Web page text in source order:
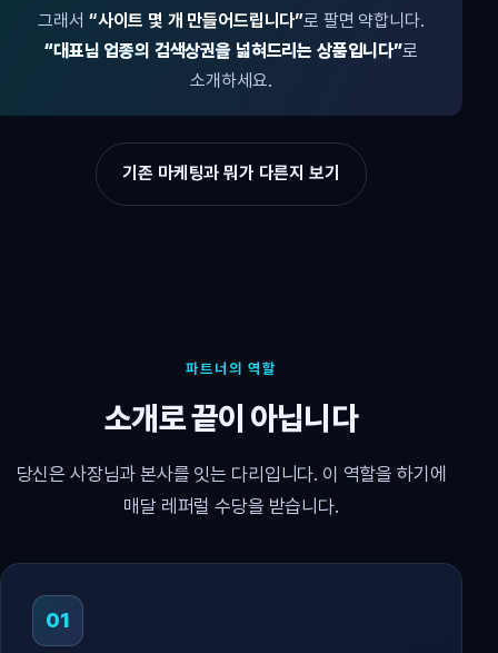
그래서 “사이트 몇 개 만들어드립니다”로 팔면 약합니다.
“대표님 업종의 검색상권을 넓혀드리는 상품입니다”로
소개하세요.
기존 마케팅과 뭐가 다른지 보기
파트너의 역할
소개로 끝이 아닙니다
당신은 사장님과 본사를 잇는 다리입니다. 이 역할을 하기에
매달 레퍼럴 수당을 받습니다.
01